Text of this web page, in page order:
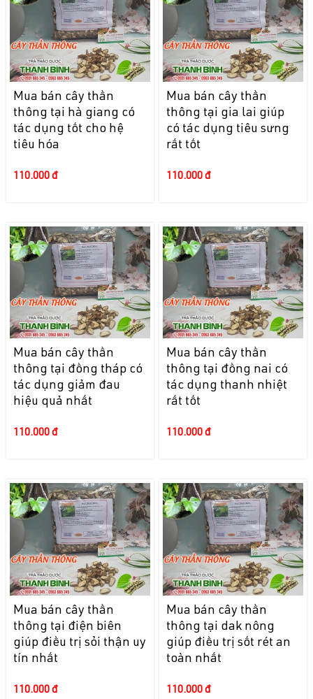
Mua bán cây thần
thông tại hà giang có
tác dụng tốt cho hệ
tiêu hóa
110.000 đ
Mua bán cây thần
thông tại gia lai giúp
có tác dụng tiêu sưng
rất tốt
110.000 đ
Mua bán cây thần
thông tại đồng tháp có
tác dụng giảm đau
hiệu quả nhất
110.000 đ
Mua bán cây thần
thông tại đồng nai có
tác dụng thanh nhiệt
rất tốt
110.000 đ
Mua bán cây thần
thông tại điện biên
giúp điều trị sỏi thận uy
tín nhất
110.000 đ
Mua bán cây thần
thông tại dak nông
giúp điều trị sốt rét an
toàn nhất
110.000 đ